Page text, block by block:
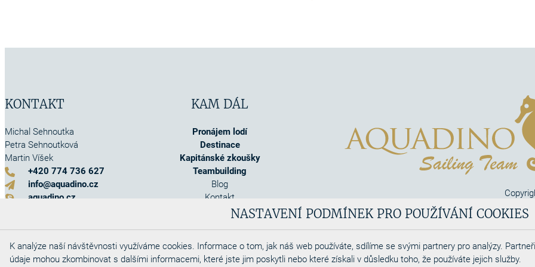
NASTAVENÍ PODMÍNEK PRO POUŽÍVÁNÍ COOKIES
K analýze naší návštěvnosti využíváme cookies. Informace o tom, jak náš web používáte, sdílíme se svými partnery pro analýzy.
údaje mohou zkombinovat s dalšími informacemi, které jste jim poskytli nebo které získali v důsledku toho, že používáte jejich služby.
KONTAKT
Michal Sehnoutka
Petra Sehnoutková
Martin Víšek
+420 774 736 627
info@aquadino.cz
aquadino.cz
KAM DÁL
Pronájem lodí
Destinace
Kapitánské zkoušky
Teambuilding
Blog
Kontakt
O nás
Obchodní podmínky
Cookies